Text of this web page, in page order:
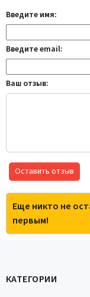
Введите имя:
Введите email:
Ваш отзыв:
Оставить отзыв
Еще никто не
первым!
КАТЕГОРИИ